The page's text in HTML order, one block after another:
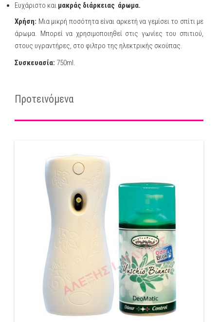
Ευχάριστο και μακράς διάρκειας άρωμα.
Χρήση: Μια μικρή ποσότητα είναι αρκετή να γεμίσει το σπίτι με
άρωμα. Μπορεί να χρησιμοποιηθεί στις γωνίες του σπιτιού,
στους υγραντήρες, στο φιλτρο της ηλεκτρικής σκούπας.
Συσκευασία: 750ml.
Προτεινόμενα